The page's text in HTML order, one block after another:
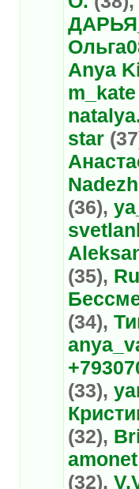
Anya
m_kate
star
(36),
(35),
(34),
(33),
(32),
amonet
(32),